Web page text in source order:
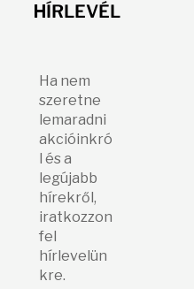
HÍRLEVÉL
Ha nem
szeretne
lemaradni
akcióinkró
l és a
legújabb
hírekről,
iratkozzon
fel
hírlevelün
kre.